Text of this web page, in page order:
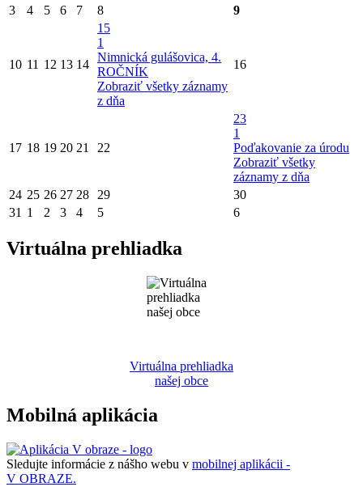
3
4 5 6 7 8 9
10 11 12 13 14
15
1
Nimnická gulášovica, 4.
ROČNÍK
Zobraziť všetky záznamy
z dňa
16
17 18 19 20 21 22
23
1
Poďakovanie za úrodu
Zobraziť všetky
záznamy z dňa
24 25 26 27 28 29
30
31 1 2 3 4 5 6
Virtuálna prehliadka
Virtuálna prehliadka
našej obce
Mobilná aplikácia
Sledujte informácie z nášho webu v mobilnej aplikácii -
V OBRAZE.